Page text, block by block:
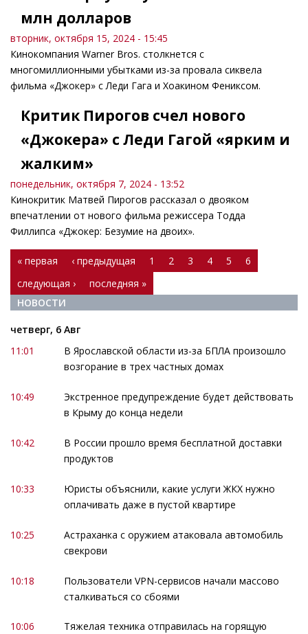
млн долларов
вторник, октября 15, 2024 - 15:45
Кинокомпания Warner Bros. столкнется с
многомиллионными убытками из-за провала сиквела
фильма «Джокер» с Леди Гага и Хоакином Фениксом.
Критик Пирогов счел нового
«Джокера» с Леди Гагой «ярким и
жалким»
понедельник, октября 7, 2024 - 13:52
Кинокритик Матвей Пирогов рассказал о двояком
впечатлении от нового фильма режиссера Тодда
Филлипса «Джокер: Безумие на двоих».
Страницы
« первая ‹ предыдущая 1 2 3 4 5
6
следующая ›
последняя »
НОВОСТИ
четверг, 6 Авг
11:01
В Ярославской области из-за БПЛА произошло
возгорание в трех частных домах
10:49
Экстренное предупреждение будет действовать
в Крыму до конца недели
10:42
В России прошло время бесплатной доставки
продуктов
10:33
Юристы объяснили, какие услуги ЖКХ нужно
оплачивать даже в пустой квартире
10:25
Астраханка с оружием атаковала автомобиль
свекрови
10:18
Пользователи VPN-сервисов начали массово
сталкиваться со сбоями
10:06
Тяжелая техника отправилась на горящую